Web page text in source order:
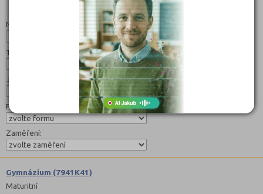
Studijní programy/oboryNahoru
Název:
Typ:
Jazyk:
Forma:
Zaměření:
Gymnázium (7941K41)
Maturitní